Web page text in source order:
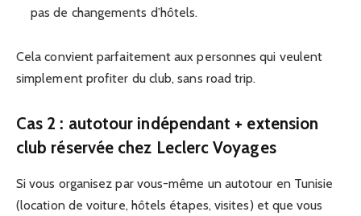
pas de changements d’hôtels.
Cela convient parfaitement aux personnes qui veulent
simplement profiter du club, sans road trip.
Cas 2 : autotour indépendant + extension
club réservée chez Leclerc Voyages
Si vous organisez par vous-même un autotour en Tunisie
(location de voiture, hôtels étapes, visites) et que vous